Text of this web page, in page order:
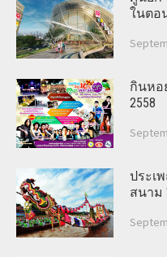
ในตอ
กินหอ
2558
ประเ
สนาม